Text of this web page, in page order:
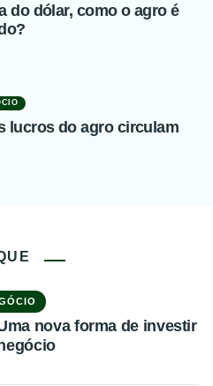
do dólar, como o agro é
lucros do agro circulam
nova forma de investir